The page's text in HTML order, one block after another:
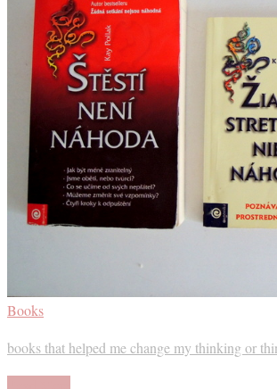
Books
books that helped me change my thinking or